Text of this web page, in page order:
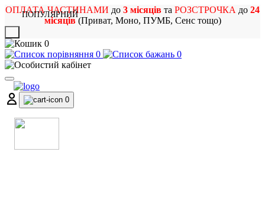
ОПЛАТА ЧАСТИНАМИ до 3 місяців та РОЗСТРОЧКА до 24
місяців(Приват, Моно, ПУМБ, Сенс тощо)
0
0
0
0
ПОПУЛЯРНИЙ